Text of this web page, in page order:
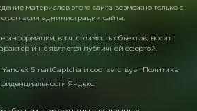
материалов этого сайта возможно только с
согласия администрации сайта.
информация, в т.ч. стоимость объектов, носит
и не является публичной офертой.
Yandex SmartCaptcha и соответствует Политике
Яндекс.